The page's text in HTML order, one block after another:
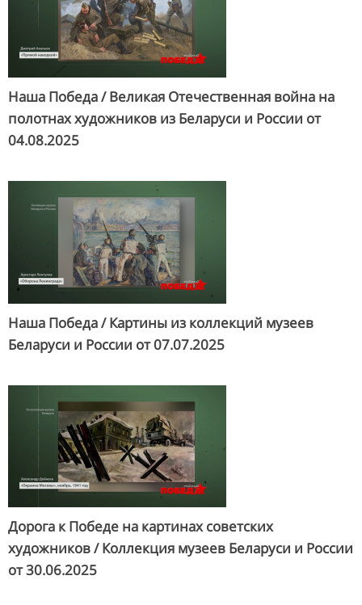
Наша Победа / Великая Отечественная война на
полотнах художников из Беларуси и России от
04.08.2025
Наша Победа / Картины из коллекций музеев
Беларуси и России от07.07.2025
Дорога к Победе на картинах советских
художников / Коллекция музеев Беларуси и России
от30.06.2025